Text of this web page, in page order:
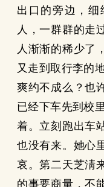
出口的旁边，细
人，一群群的走
人渐渐的稀少了
又走到取行李的
爽约不成么？也
已经下车先到校
着。立刻跑出车
也没有来。她心
哀。第二天芝淸
的事要商量，不